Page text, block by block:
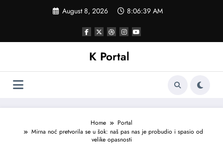
August 8, 2026 8:06:42 AM
K Portal
Home
Portal
Mirna noć pretvorila se u šok: naš pas nas je probudio i spasio od
velike opasnosti